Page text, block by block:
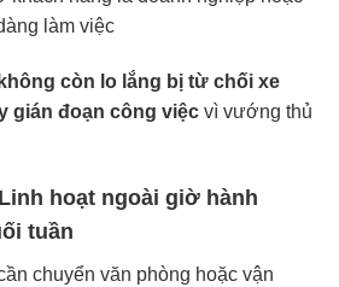
làm việc
không còn lo lắng bị từ chối xe
gián đoạn công việc vì vướng thủ
hoạt ngoài giờ hành
tuần
chuyển văn phòng hoặc vận